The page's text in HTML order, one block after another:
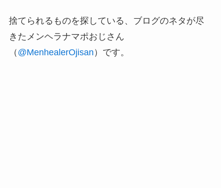
捨てられるものを探している、ブログのネタが尽
きたメンヘラナマポおじさん
（ @MenhealerOjisan ）です。